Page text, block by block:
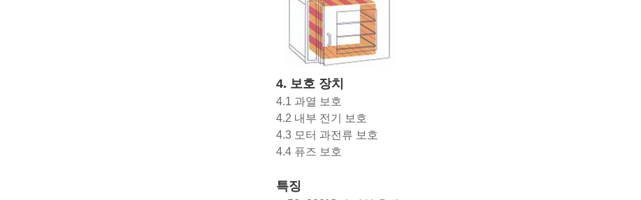
4. 보호 장치
4.1 과열 보호
4.2 내부 전기 보호
4.3 모터 과전류 보호
4.4 퓨즈 보호
특징